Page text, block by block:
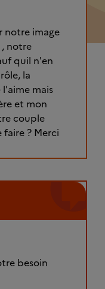
notre image
notre
quil n'en
la
mais
et mon
couple
? Merci
besoin